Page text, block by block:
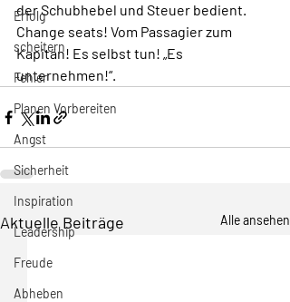
Erfolg
scheitern
Fehler
Planen Vorbereiten
Angst
Sicherheit
Inspiration
Leadership
Freude
Abheben
der Schubhebel und Steuer bedient.
Change seats! Vom Passagier zum
Kapitän! Es selbst tun! „Es
unternehmen!“.
Aktuelle Beiträge Alle ansehen